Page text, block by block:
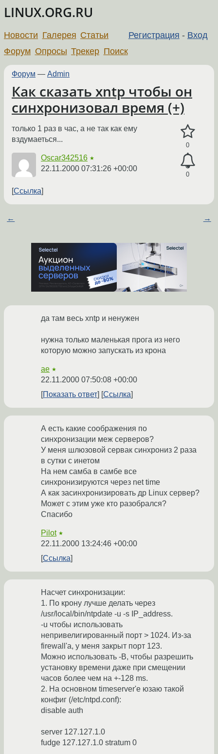
LINUX.ORG.RU
Регистрация - Вход
Новости Галерея Статьи
Форум Опросы Трекер Поиск
Форум — Admin
Как сказать xntp чтобы он
синхронизовал время (+)
0
0
только 1 раз в час, а не так как ему
вздумаеться...
Oscar342516 ★
22.11.2000 07:31:26 +00:00
Ссылка
← →
да там весь xntp и ненужен
нужна только маленькая прога из него
которую можно запускать из крона
ae ★
22.11.2000 07:50:08 +00:00
Показать ответ
Ссылка
А есть какие соображения по
синхронизации меж серверов?
У меня шлюзовой сервак синхрониз 2 раза
в сутки с инетом
На нем самба в самбе все
синхронизируются через net time
А как засинхронизировать др Linux сервер?
Может с этим уже кто разобрался?
Спасибо
Pilot ★
22.11.2000 13:24:46 +00:00
Ссылка
Насчет синхронизации:
1. По крону лучше делать через
/usr/local/bin/ntpdate -u -s IP_address.
-u чтобы использовать
непривелигированный порт > 1024. Из-за
firewall'а, у меня закрыт порт 123.
Можно использовать -B, чтобы разрешить
установку времени даже при смещении
часов более чем на +-128 ms.
2. На основном timeserver'е юзаю такой
конфиг (/etc/ntpd.conf):
disable auth
server 127.127.1.0
fudge 127.127.1.0 stratum 0